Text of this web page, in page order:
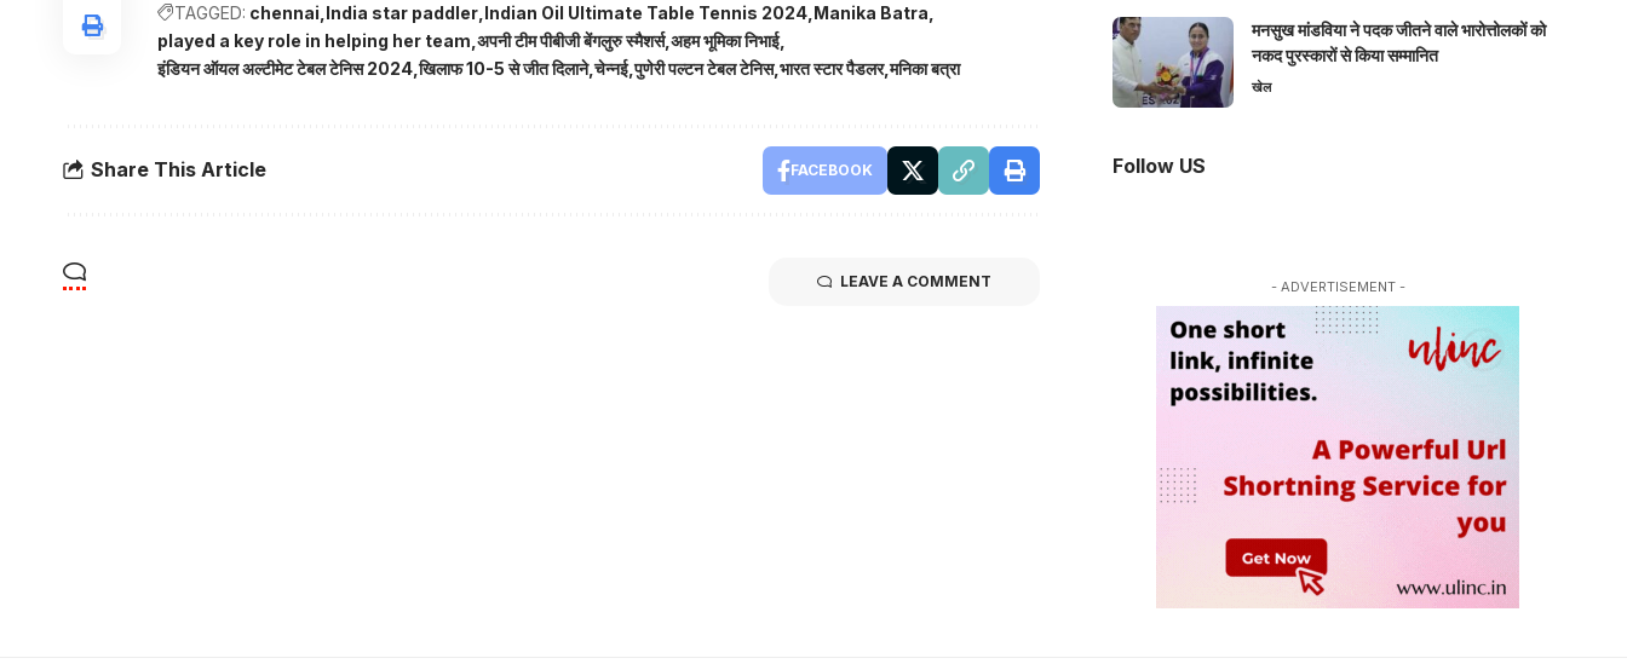
TAGGED: chennai India star paddler Indian Oil Ultimate Table Tennis 2024 Manika Batra
played a key role in helping her team अपनी टीम पीबीजी बेंगलुरु स्मैशर्स अहम भूमिका निभाई
इंडियन ऑयल अल्टीमेट टेबल टेनिस 2024 खिलाफ 10-5 से जीत दिलाने चेन्नई पुणेरी पल्टन टेबल टेनिस भारत स्टार पैडलर मनिका बत्रा
Share This Article FACEBOOK
LEAVE A COMMENT
मनसुख मांडविया ने पदक जीतने वाले भारोत्तोलकों को
नकद पुरस्कारों से किया सम्मानित
खेल
Follow US
- ADVERTISEMENT -